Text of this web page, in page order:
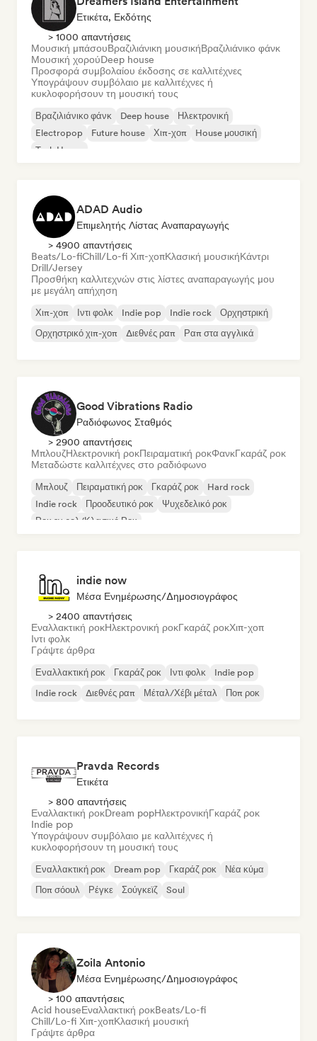
Ετικέτα, Εκδότης
> 1000 απαντήσεις
Μουσική μπάσουΒραζιλιάνικη μουσικήΒραζιλιάνικο φάνκ
Μουσική χορούDeep house
Προσφορά συμβολαίου έκδοσης σε καλλιτέχνες
Υπογράψουν συμβόλαιο με καλλιτέχνες ή
κυκλοφορήσουν τη μουσική τους
Βραζιλιάνικο φάνκ Deep house
Ηλεκτρονική
Electropop
Future house Χιπ-χοπ
House μουσική
Tech House
ADAD Audio
Επιμελητής Λίστας Αναπαραγωγής
> 4900 απαντήσεις
Beats/Lo-fiChill/Lo-fi Χιπ-χοπΚλασική μουσικήΚάντρι
Drill/Jersey
Προσθήκη καλλιτεχνών στις λίστες αναπαραγωγής μου
με μεγάλη απήχηση
Χιπ-χοπ Ιντι φολκ Indie pop Indie rock
Ορχηστρική
Ορχηστρικό χιπ-χοπ
Διεθνές ραπ Ραπ στα αγγλικά
Good Vibrations Radio
Ραδιόφωνος Σταθμός
> 2900 απαντήσεις
ΜπλουζΗλεκτρονική ροκΠειραματική ροκΦανκΓκαράζ ροκ
Μεταδώστε καλλιτέχνες στο ραδιόφωνο
Μπλουζ Πειραματική ροκ Γκαράζ ροκ
Hard rock
Indie rock
Προοδευτικό ροκ
Ψυχεδελικό ροκ
Ροκ εν ρολ/Κλασικό Ροκ
indie now
Μέσα Ενημέρωσης/Δημοσιογράφος
> 2400 απαντήσεις
Εναλλακτική ροκΗλεκτρονική ροκΓκαράζ ροκΧιπ-χοπ
Ιντι φολκ
Γράψτε άρθρα
Εναλλακτική ροκ Γκαράζ ροκ Ιντι φολκ
Indie pop
Indie rock
Διεθνές ραπ Μέταλ/Χέβι μέταλ Ποπ ροκ
Pravda Records
Ετικέτα
> 800 απαντήσεις
Εναλλακτική ροκDream popΗλεκτρονικήΓκαράζ ροκ
Indie pop
Υπογράψουν συμβόλαιο με καλλιτέχνες ή
κυκλοφορήσουν τη μουσική τους
Εναλλακτική ροκ Dream pop Γκαράζ ροκ
Νέα κύμα
Ποπ σόουλ
Ρέγκε Σούγκεϊζ Soul
Zoila Antonio
Μέσα Ενημέρωσης/Δημοσιογράφος
> 100 απαντήσεις
Acid houseΕναλλακτική ροκBeats/Lo-fi
Chill/Lo-fi Χιπ-χοπΚλασική μουσική
Γράψτε άρθρα